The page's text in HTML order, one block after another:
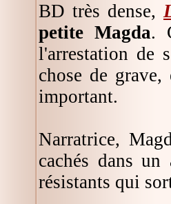
BD très dense,
petite Magda.
l'arrestation de
chose de
important.
Narratrice,
cachés dans
résistants qui